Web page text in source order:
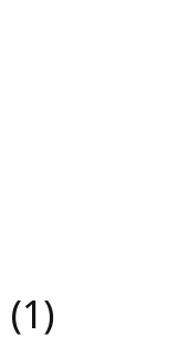
(1)